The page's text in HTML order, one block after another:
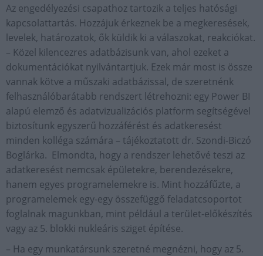
Az engedélyezési csapathoz tartozik a teljes hatósági
kapcsolattartás. Hozzájuk érkeznek be a megkeresések,
levelek, határozatok, ők küldik ki a válaszokat, reakciókat.
– Közel kilencezres adatbázisunk van, ahol ezeket a
dokumentációkat nyilvántartjuk. Ezek már most is össze
vannak kötve a műszaki adatbázissal, de szeretnénk
felhasználóbarátabb rendszert létrehozni: egy Power BI
alapú elemző és adatvizualizációs platform segítségével
biztosítunk egyszerű hozzáférést és adatkeresést
minden kolléga számára – tájékoztatott dr. Szondi-Biczó
Boglárka. Elmondta, hogy a rendszer lehetővé teszi az
adatkeresést nemcsak épületekre, berendezésekre,
hanem egyes programelemekre is. Mint hozzáfűzte, a
programelemek egy-egy összefüggő feladatcsoportot
foglalnak magunkban, mint például a terület-előkészítés
vagy az 5. blokki nukleáris sziget építése.
– Ha egy munkatársunk szeretné megnézni, hogy az 5.